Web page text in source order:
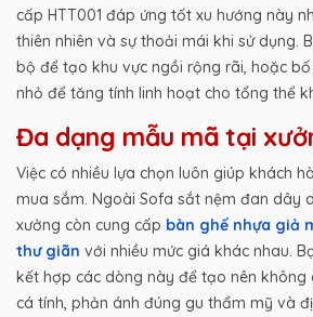
cấp HTT001 đáp ứng tốt xu hướng này
thiên nhiên và sự thoải mái khi sử dụng.
bộ để tạo khu vực ngồi rộng rãi, hoặc
nhỏ để tăng tính linh hoạt cho tổng thể
Đa dạng mẫu mã tại
Việc có nhiều lựa chọn luôn giúp khách
mua sắm. Ngoài Sofa sắt nệm đan dây
xưởng còn cung cấp bàn ghế nhựa giả
thư giãn với nhiều mức giá khác nhau.
kết hợp các dòng này để tạo nên không
cá tính, phản ánh đúng gu thẩm mỹ và